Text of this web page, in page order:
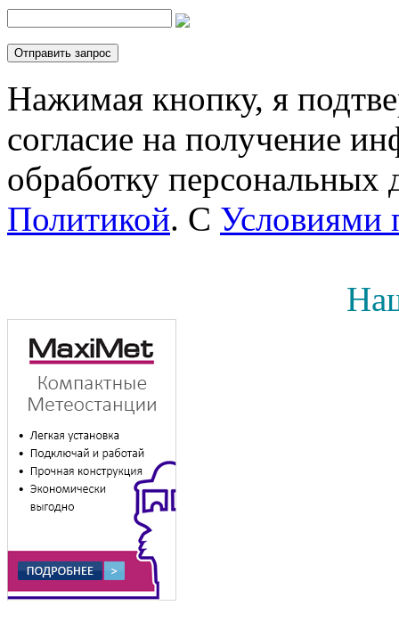
Нажимая кнопку, я
согласие на получение
обработку персональных
Политикой. С Условиями